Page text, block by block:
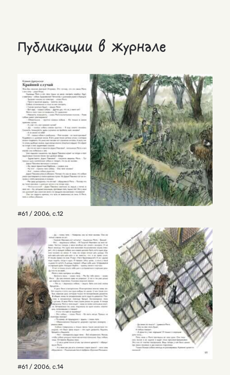
Публикации в журнале
#61 / 2006, с.12
#61 / 2006, с.14